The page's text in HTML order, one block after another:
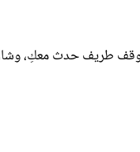
طريف حدث معكِ،